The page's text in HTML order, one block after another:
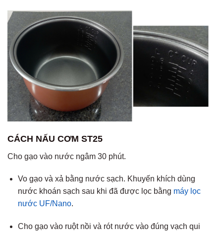
CÁCH NẤU CƠM ST25
Cho gạo vào nước ngâm 30 phút.
Vo gạo và xả bằng nước sạch. Khuyến khích dùng
nước khoán sạch sau khi đã được lọc bằng máy lọc
nước UF/Nano.
Cho gạo vào ruột nồi và rót nước vào đúng vạch qui